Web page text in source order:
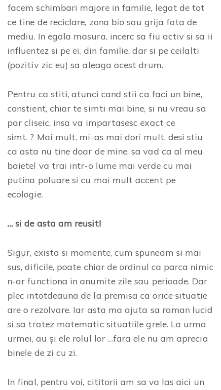
facem schimbari majore in familie, legat de tot
ce tine de reciclare, zona bio sau grija fata de
mediu. In egala masura, incerc sa fiu activ si sa ii
influentez si pe ei, din familie, dar si pe ceilalti
(pozitiv zic eu) sa aleaga acest drum.
Pentru ca stiti, atunci cand stii ca faci un bine,
constient, chiar te simti mai bine, si nu vreau sa
par cliseic, insa va impartasesc exact ce
simt. ? Mai mult, mi-as mai dori mult, desi stiu
ca asta nu tine doar de mine, sa vad ca al meu
baietel va trai intr-o lume mai verde cu mai
putina poluare si cu mai mult accent pe
ecologie.
… si de asta am reusit!
Sigur, exista si momente, cum spuneam si mai
sus, dificile, poate chiar de ordinul ca parca nimic
n-ar functiona in anumite zile sau perioade. Dar
plec intotdeauna de la premisa ca orice situatie
are o rezolvare. Iar asta ma ajuta sa raman lucid
si sa tratez matematic situatiile grele. La urma
urmei, au și ele rolul lor …fara ele nu am aprecia
binele de zi cu zi.
In final, pentru voi, cititorii am sa va las aici un